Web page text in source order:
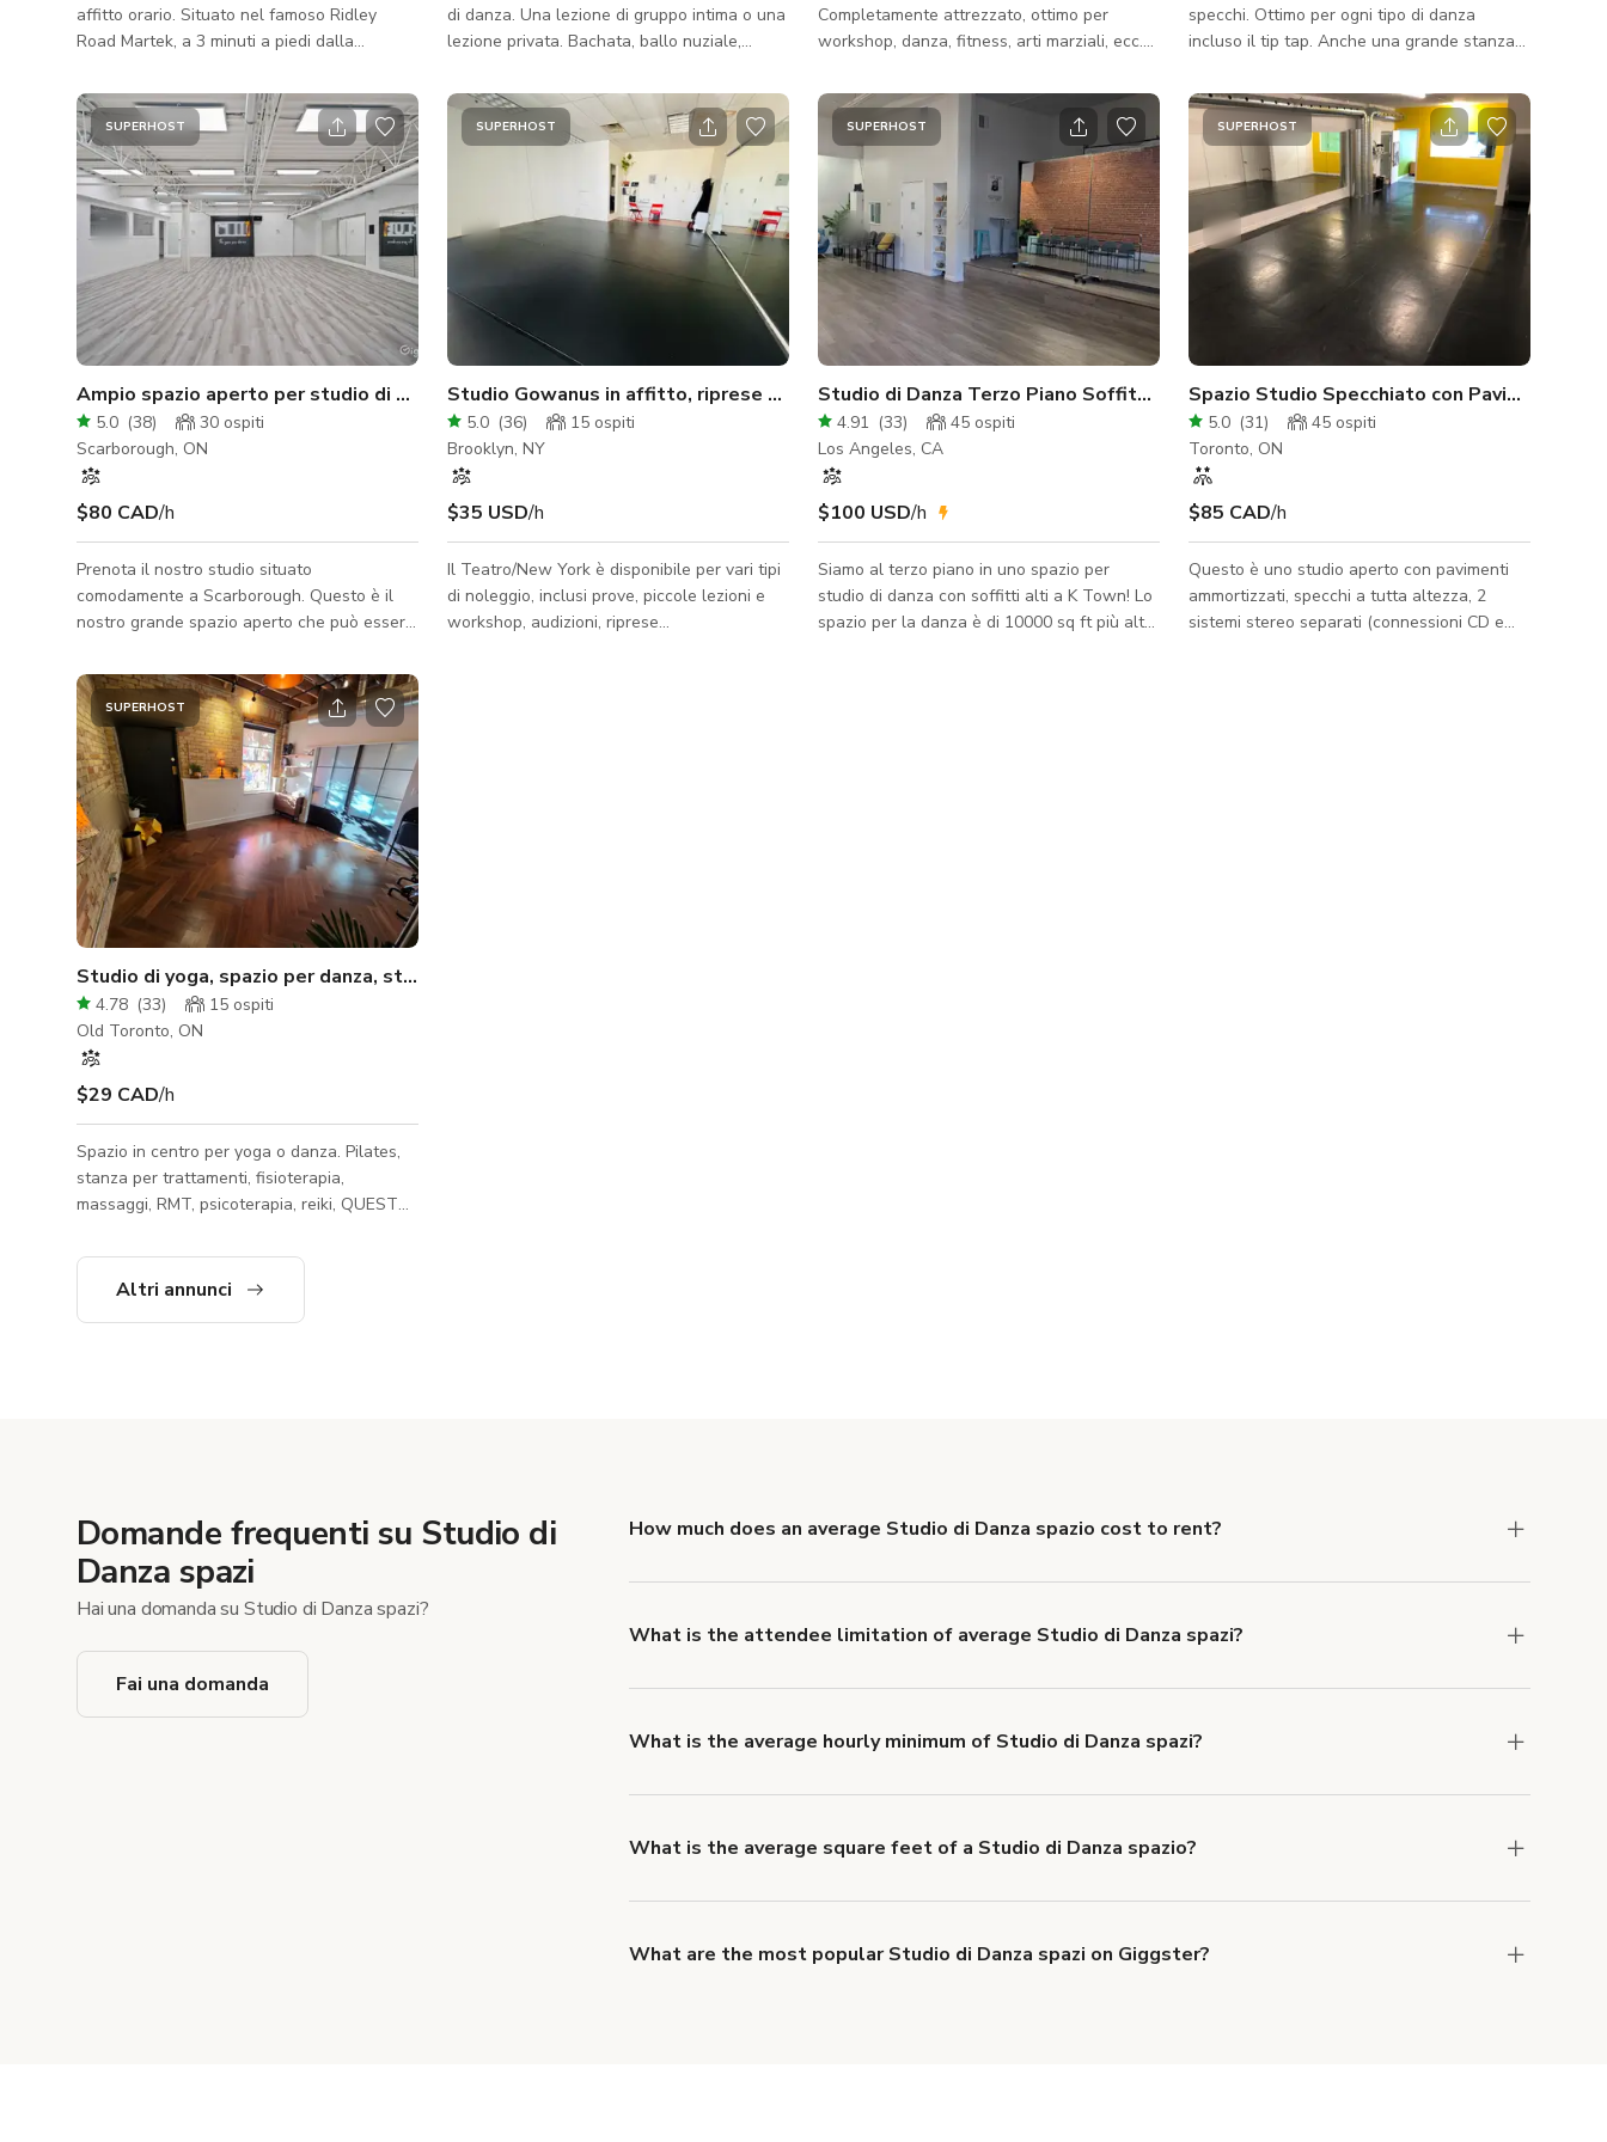
affitto orario. Situato nel famoso Ridley
Road Martek, a 3 minuti a piedi dalla
direttamente per maggiori informazioni.
di danza. Una lezione di gruppo intima o una
lezione privata. Bachata, ballo nuziale,
Completamente attrezzato, ottimo per
workshop, danza, fitness, arti marziali, ecc.
gratuito sul retro. Offriamo 2 piani: piano
principale con pavimenti in legno con piante,
ecc. e piano inferiore con tappetini rigidi
stesi. Vedi foto. Entrambi i piani hanno
impianto audio e specchi. Si applica una
tassa di pulizia di $25 a seconda del
noleggio, o possiamo rinunciare alla tassa
se l'affittuario sceglie di fare la pr
specchi. Ottimo per ogni tipo di danza
incluso il tip tap. Anche una grande stanza
fotografici. Aria condizionata/bagno
privato/parcheggio gratuito/ascensore
SUPERHOST
Ampio spazio aperto per studio di yoga
5.0 (38) 30 ospiti
Scarborough, ON
$80 CAD/h
Prenota il nostro studio situato
comodamente a Scarborough. Questo è il
nostro grande spazio aperto che può essere
Aperto a molte opportunità diverse quindi
facci sapere sicuramente cosa stai
pianificando. Per favore richiedi tramite
messaggistica Giggster se hai domande o
sei interessato.
SUPERHOST
Studio Gowanus in affitto, riprese cinematografiche, prove
5.0 (36) 15 ospiti
Brooklyn, NY
$35 USD/h
Il Teatro/New York è disponibile per vari tipi
di noleggio, inclusi prove, piccole lezioni e
workshop, audizioni, riprese
SUPERHOST
Studio di Danza Terzo Piano Soffitti Alti su Wilshire e Western
4.91 (33) 45 ospiti
Los Angeles, CA
$100 USD/h
Siamo al terzo piano in uno spazio per
studio di danza con soffitti alti a K Town! Lo
spazio per la danza è di 10000 sq ft più altro
SUPERHOST
Spazio Studio Specchiato con Pavimenti Ammortizzati
5.0 (31) 45 ospiti
Toronto, ON
$85 CAD/h
Questo è uno studio aperto con pavimenti
ammortizzati, specchi a tutta altezza, 2
sistemi stereo separati (connessioni CD e
SUPERHOST
Studio di yoga, spazio per danza, studio fotografico privato
4.78 (33) 15 ospiti
Old Toronto, ON
$29 CAD/h
Spazio in centro per yoga o danza. Pilates,
stanza per trattamenti, fisioterapia,
massaggi, RMT, psicoterapia, reiki, QUESTA
AVRAI ACCESSO SOLO A QUELLA STANZA
COME MOSTRATO NELLE FOTO. Le foto
Altri annunci
Domande frequenti su Studio di
Danza spazi
Hai una domanda su Studio di Danza spazi?
Fai una domanda
How much does an average Studio di Danza spazio cost to rent?
What is the attendee limitation of average Studio di Danza spazi?
What is the average hourly minimum of Studio di Danza spazi?
What is the average square feet of a Studio di Danza spazio?
What are the most popular Studio di Danza spazi on Giggster?